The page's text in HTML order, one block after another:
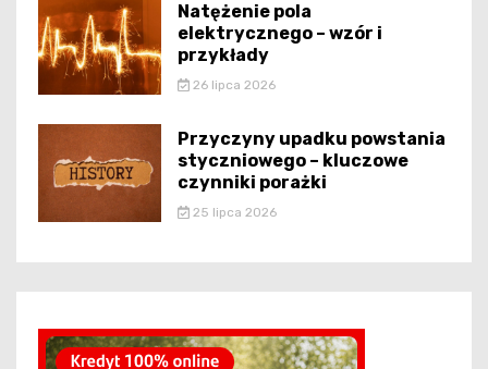
Natężenie pola
elektrycznego – wzór i
przykłady
26 lipca 2026
Przyczyny upadku powstania
styczniowego – kluczowe
czynniki porażki
25 lipca 2026